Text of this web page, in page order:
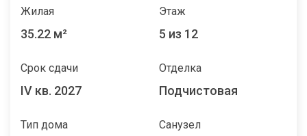
Жилая
35.22 м²
Этаж
5 из 12
Срок сдачи
IV кв. 2027
Отделка
Подчистовая
Тип дома Санузел